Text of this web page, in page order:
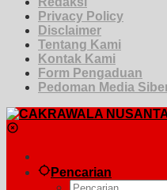
Privacy Policy
Disclaimer
Tentang Kami
Kontak Kami
Form Pengaduan
Pedoman Media
Pencarian